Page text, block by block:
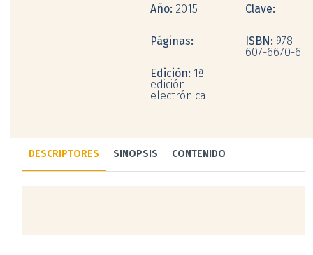
Año: 2015
Páginas:
Edición: 1ª
edición
electrónica
Clave:
ISBN: 978-
607-6670-6
DESCRIPTORES SINOPSIS CONTENIDO